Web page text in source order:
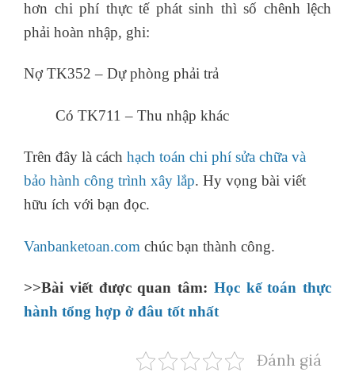
hơn chi phí thực tế phát sinh thì số chênh lệch
phải hoàn nhập, ghi:
Nợ TK352 – Dự phòng phải trả
Có TK711 – Thu nhập khác
Trên đây là cách hạch toán chi phí sửa chữa và
bảo hành công trình xây lắp. Hy vọng bài viết
hữu ích với bạn đọc.
Vanbanketoan.com chúc bạn thành công.
>>Bài viết được quan tâm: Học kế toán thực
hành tổng hợp ở đâu tốt nhất
Đánh giá